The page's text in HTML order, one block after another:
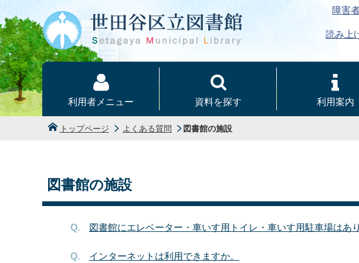
本文へ
障害
読み上
利用者メニュー 資料を探す 利用案内
トップページ よくある質問 図書館の施設
図書館の施設
図書館にエレベーター・車いす用トイレ・車いす用駐車場はあ
インターネットは利用できますか。